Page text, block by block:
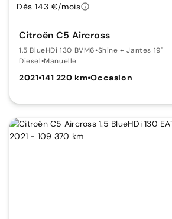
Citroën C5 Aircross
1.5 BlueHDi 130 BVM6•Shine + Jantes 19"
Diesel•Manuelle
2021•141 220 km•Occasion
Dès 143 €/mois